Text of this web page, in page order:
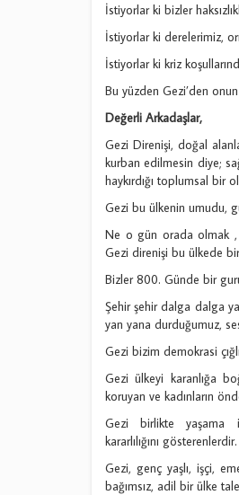
İstiyorlar ki bizler
İstiyorlar ki derelerimiz,
İstiyorlar ki kriz
Bu yüzden Gezi’den
Değerli Arkadaşlar,
Gezi Direnişi, doğal
kurban edilmesin diye;
haykırdığı toplumsal bir
Gezi bu ülkenin umudu,
Ne o gün orada olmak ,
Gezi direnişi bu ülkede
Bizler 800. Günde bir
Şehir şehir dalga dalga
yan yana durduğumuz,
Gezi bizim demokrasi
Gezi ülkeyi karanlığa
koruyan ve kadınların
Gezi birlikte yaşama
kararlılığını gösterenlerdir.
Gezi, genç yaşlı, işçi,
bağımsız, adil bir ülke